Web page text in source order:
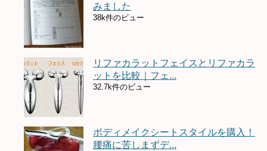
みました
38k件のビュー
リファカラットフェイスとリファカラ
ットを比較｜フェ...
32.7k件のビュー
ボディメイクシートスタイルを購入！
腰痛に苦しまずデ...